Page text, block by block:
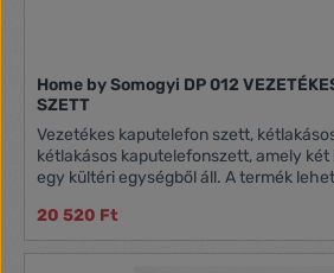
Home by Somogyi DP 012
SZETT
Vezetékes kaputelefon szett, kétlakásos Rendkívül
kétlakásos kaputelefonszett, amely
egy kültéri egységből áll. A termék
elektronika plusz tápellátás nélkül
kaputelefonszett előnye, hogy
20 520 Ft